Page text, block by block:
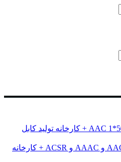
هادی آلومینیومی هوایی 50*1 AAC + کارخانه تولید کابل
هادی هوایی آلومینیومی AAC و AAAC و ACSR + کارخانه